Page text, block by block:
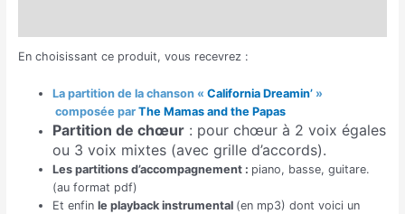
En choisissant ce produit, vous recevrez :
La partition de la chanson « California Dreamin’»
composée par The Mamas and the Papas
Partition de chœur: pour chœur à 2 voix égales
ou 3 voix mixtes (avec grille d’accords).
Les partitions d’accompagnement : piano, basse, guitare.
(au format pdf)
Et enfin le playback instrumental (en mp3) dont voici un